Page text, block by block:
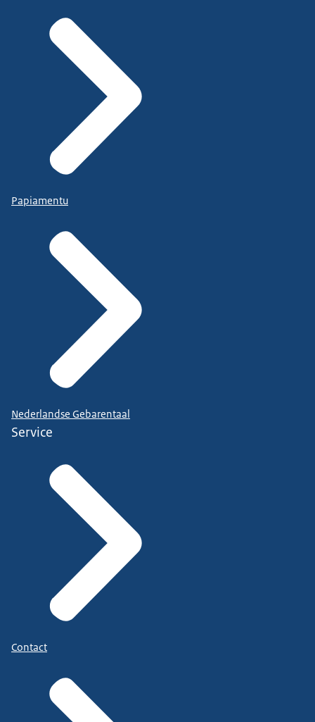
Papiamentu
Nederlandse Gebarentaal
Service
Contact